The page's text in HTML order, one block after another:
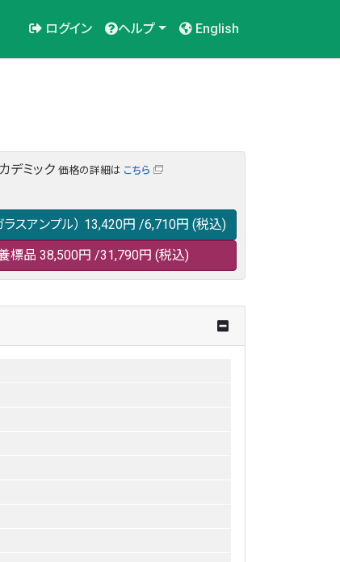
ログイン ヘルプ English
デミック 価格の詳細は こちら
スアンプル） 13,420円 /6,710円 (税込)
標品 38,500円 /31,790円 (税込)